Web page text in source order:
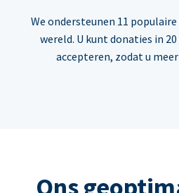
We ondersteunen 11
wereld. U kunt donaties in
accepteren, zodat u